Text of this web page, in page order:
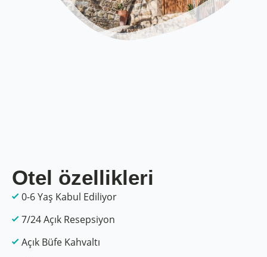
Otel özellikleri
0-6 Yaş Kabul Ediliyor
7/24 Açık Resepsiyon
Açık Büfe Kahvaltı